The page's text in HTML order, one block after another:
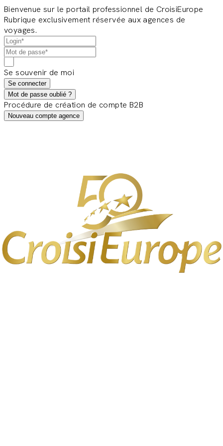
Bienvenue sur le portail professionnel de CroisiEurope
Rubrique exclusivement réservée aux agences de
voyages.
Se souvenir de moi
Se connecter
Mot de passe oublié ?
Procédure de création de compte B2B
Nouveau compte agence